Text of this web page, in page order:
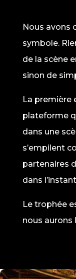
Nous avons
symbole.
de la scène
sinon de
La première
plateforme
dans une
s’empilent
partenaires
dans
Le trophée
nous aurons